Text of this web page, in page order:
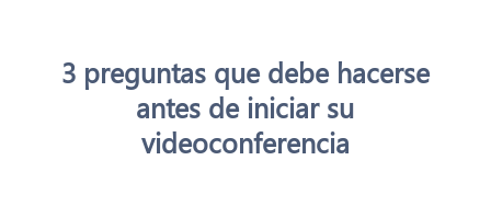
3 preguntas que debe hacerse
antes de iniciar su
videoconferencia